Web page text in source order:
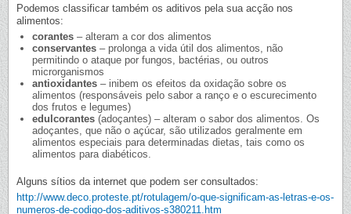
Podemos classificar também os aditivos pela sua acção nos
alimentos:
corantes – alteram a cor dos alimentos
conservantes – prolonga a vida útil dos alimentos, não
permitindo o ataque por fungos, bactérias, ou outros
microrganismos
antioxidantes – inibem os efeitos da oxidação sobre os
alimentos (responsáveis pelo sabor a ranço e o escurecimento
dos frutos e legumes)
edulcorantes (adoçantes) – alteram o sabor dos alimentos. Os
adoçantes, que não o açúcar, são utilizados geralmente em
alimentos especiais para determinadas dietas, tais como os
alimentos para diabéticos.
Alguns sítios da internet que podem ser consultados:
http://www.deco.proteste.pt/rotulagem/o-que-significam-as-letras-e-os-
numeros-de-codigo-dos-aditivos-s380211.htm